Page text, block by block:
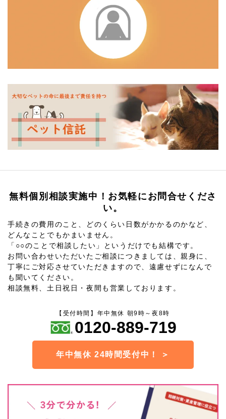
無料個別相談実施中！お気軽にお問合せくださ
い。
手続きの費用のこと、どのくらい日数がかかるのかなど、
どんなことでもかまいません。
「○○のことで相談したい」というだけでも結構です。
お問い合わせいただいたご相談につきましては、親身に、
丁寧にご対応させていただきますので、遠慮せずになんで
も聞いてください。
相談無料、土日祝日・夜間も営業しております。
【受付時間】年中無休 朝9時～夜8時
0120-889-719
年中無休 24時間受付中！ ＞